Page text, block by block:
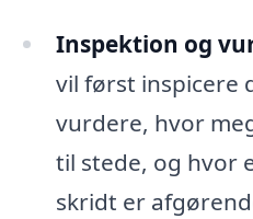
Inspektion og
vil først inspicere
vurdere, hvor
til stede, og hvor
skridt er